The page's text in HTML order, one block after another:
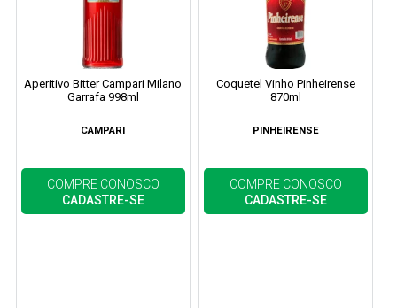
Aperitivo Bitter Campari Milano
Garrafa 998ml
CAMPARI
COMPRE CONOSCO
CADASTRE-SE
Coquetel Vinho Pinheirense
870ml
PINHEIRENSE
COMPRE CONOSCO
CADASTRE-SE